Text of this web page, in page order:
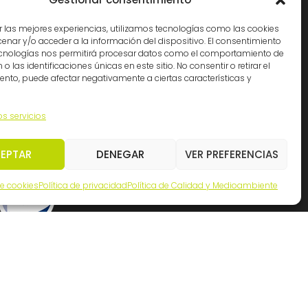
las mejores experiencias, utilizamos tecnologías como las cookies
y/o acceder a la información del dispositivo. El consentimiento
nos permitirá procesar datos como el comportamiento de
o las identificaciones únicas en este sitio. No consentir o retirar el
puede afectar negativamente a ciertas características y
servicios
DENEGAR VER PREFERENCIAS
cookiesPolítica de privacidadPolítica de Calidad y Medioambiente
Cádiz: (34) 956 261363
Madrid: (34) 914 341140
info@ingemation.com
Trabaja con nosotros
Canal ético y de denuncias